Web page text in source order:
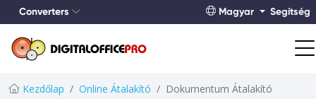
Converters Magyar Segítség
Kezdőlap Online Átalakító
Dokumentum Átalakító